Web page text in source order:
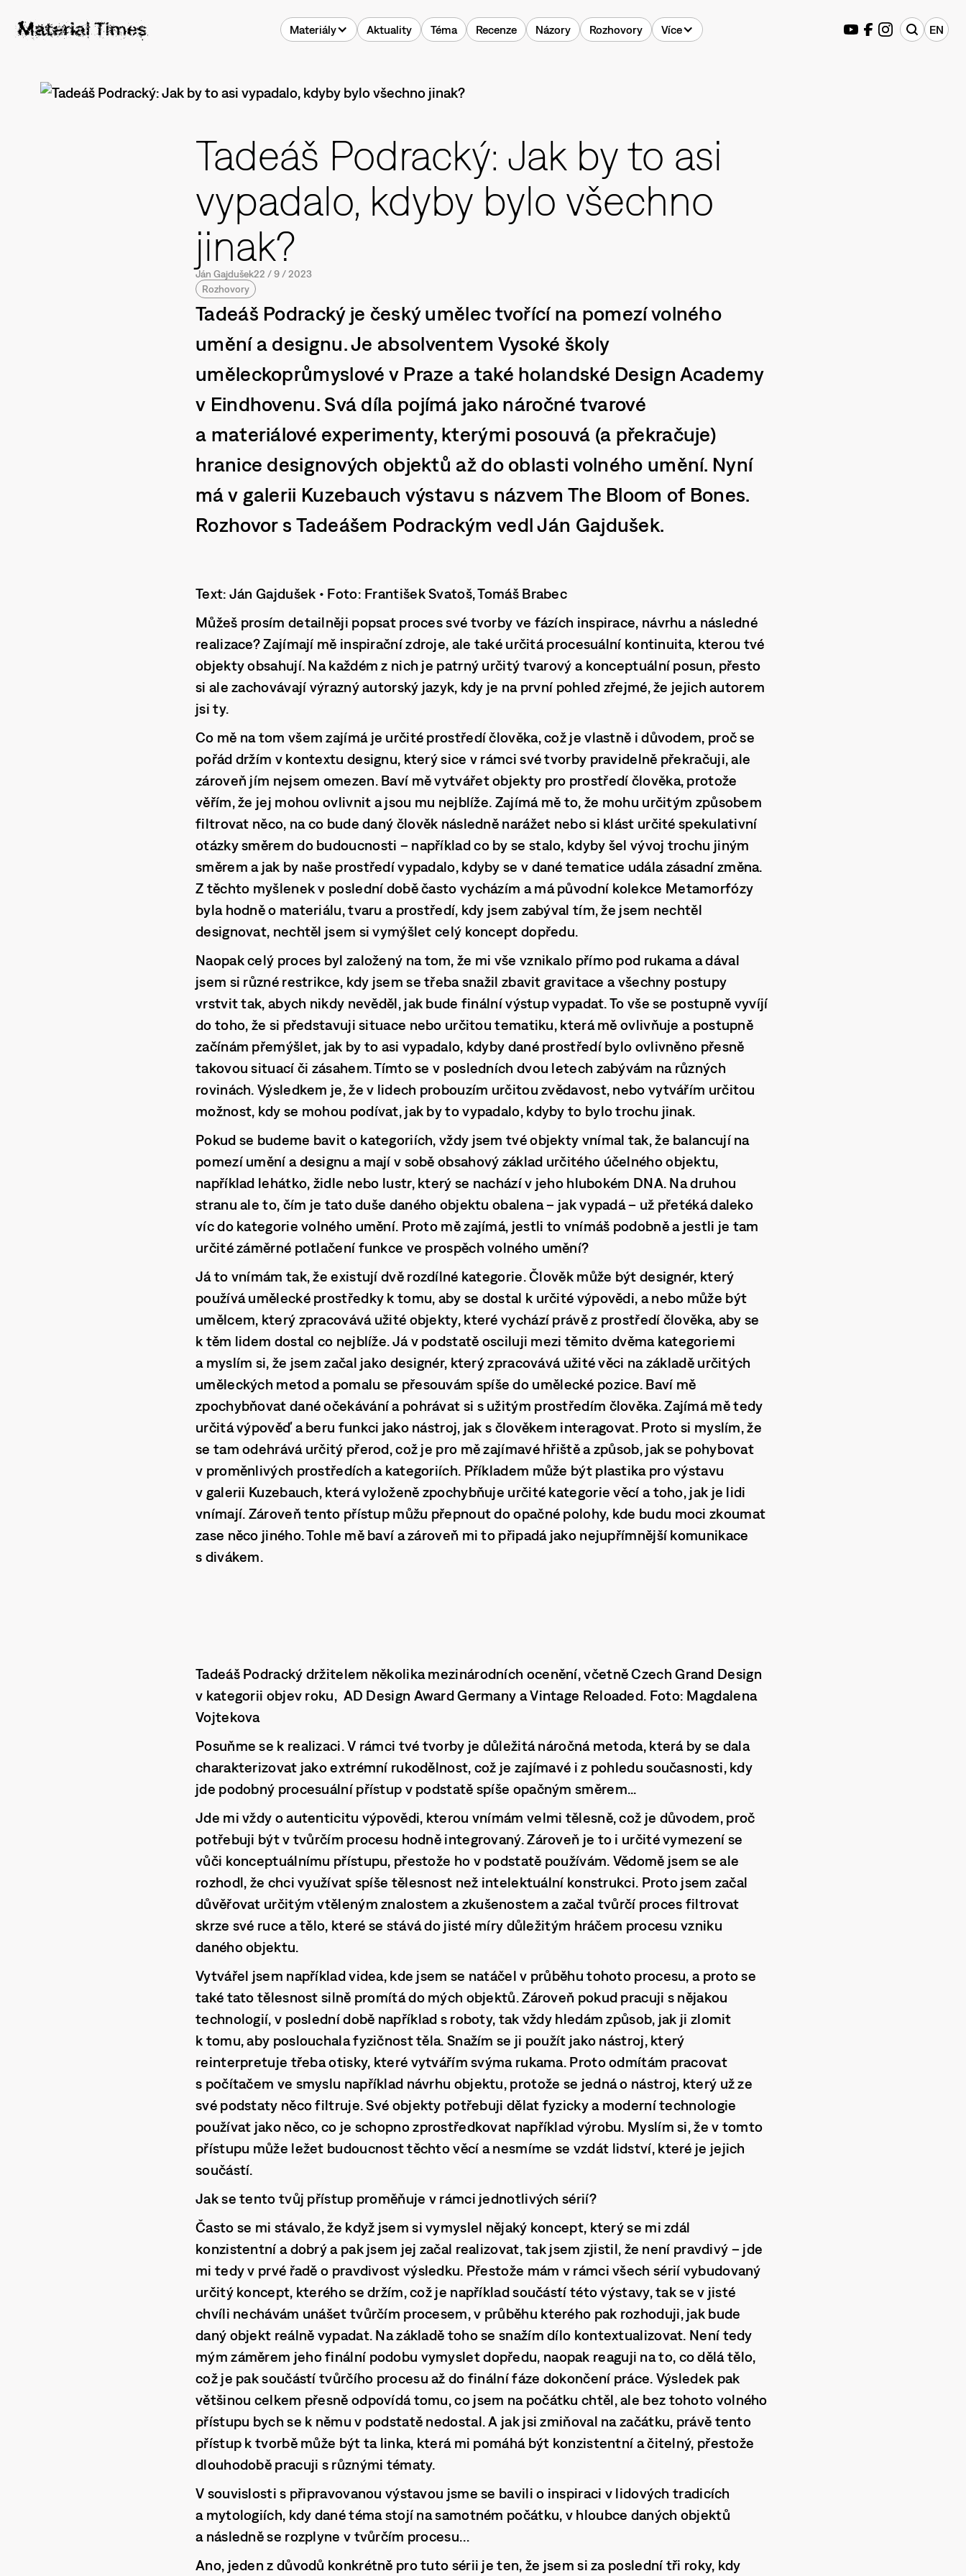
Materiály Aktuality Téma Recenze Názory Rozhovory Více EN
Tadeáš Podracký: Jak by to asi
vypadalo, kdyby bylo všechno
jinak?
Ján Gajdušek22 /9 /2023
Rozhovory
Tadeáš Podracký je český umělec tvořící na pomezí volného
umění a designu. Je absolventem Vysoké školy
uměleckoprůmyslové v Praze a také holandské Design Academy
v Eindhovenu. Svá díla pojímá jako náročné tvarové
a materiálové experimenty, kterými posouvá (a překračuje)
hranice designových objektů až do oblasti volného umění. Nyní
má v galerii Kuzebauch výstavu s názvem The Bloom of Bones.
Rozhovor s Tadeášem Podrackým vedl Ján Gajdušek.
Text: Ján Gajdušek • Foto: František Svatoš, Tomáš Brabec
Můžeš prosím detailněji popsat proces své tvorby ve fázích inspirace, návrhu a následné
realizace? Zajímají mě inspirační zdroje, ale také určitá procesuální kontinuita, kterou tvé
objekty obsahují. Na každém z nich je patrný určitý tvarový a konceptuální posun, přesto
si ale zachovávají výrazný autorský jazyk, kdy je na první pohled zřejmé, že jejich autorem
jsi ty.
Co mě na tom všem zajímá je určité prostředí člověka, což je vlastně i důvodem, proč se
pořád držím v kontextu designu, který sice v rámci své tvorby pravidelně překračuji, ale
zároveň jím nejsem omezen. Baví mě vytvářet objekty pro prostředí člověka, protože
věřím, že jej mohou ovlivnit a jsou mu nejblíže. Zajímá mě to, že mohu určitým způsobem
filtrovat něco, na co bude daný člověk následně narážet nebo si klást určité spekulativní
otázky směrem do budoucnosti – například co by se stalo, kdyby šel vývoj trochu jiným
směrem a jak by naše prostředí vypadalo, kdyby se v dané tematice udála zásadní změna.
Z těchto myšlenek v poslední době často vycházím a má původní kolekce Metamorfózy
byla hodně o materiálu, tvaru a prostředí, kdy jsem zabýval tím, že jsem nechtěl
designovat, nechtěl jsem si vymýšlet celý koncept dopředu.
Naopak celý proces byl založený na tom, že mi vše vznikalo přímo pod rukama a dával
jsem si různé restrikce, kdy jsem se třeba snažil zbavit gravitace a všechny postupy
vrstvit tak, abych nikdy nevěděl, jak bude finální výstup vypadat. To vše se postupně vyvíjí
do toho, že si představuji situace nebo určitou tematiku, která mě ovlivňuje a postupně
začínám přemýšlet, jak by to asi vypadalo, kdyby dané prostředí bylo ovlivněno přesně
takovou situací či zásahem. Tímto se v posledních dvou letech zabývám na různých
rovinách. Výsledkem je, že v lidech probouzím určitou zvědavost, nebo vytvářím určitou
možnost, kdy se mohou podívat, jak by to vypadalo, kdyby to bylo trochu jinak.
Pokud se budeme bavit o kategoriích, vždy jsem tvé objekty vnímal tak, že balancují na
pomezí umění a designu a mají v sobě obsahový základ určitého účelného objektu,
například lehátko, židle nebo lustr, který se nachází v jeho hlubokém DNA. Na druhou
stranu ale to, čím je tato duše daného objektu obalena – jak vypadá – už přetéká daleko
víc do kategorie volného umění. Proto mě zajímá, jestli to vnímáš podobně a jestli je tam
určité záměrné potlačení funkce ve prospěch volného umění?
Já to vnímám tak, že existují dvě rozdílné kategorie. Člověk může být designér, který
používá umělecké prostředky k tomu, aby se dostal k určité výpovědi, a nebo může být
umělcem, který zpracovává užité objekty, které vychází právě z prostředí člověka, aby se
k těm lidem dostal co nejblíže. Já v podstatě osciluji mezi těmito dvěma kategoriemi
a myslím si, že jsem začal jako designér, který zpracovává užité věci na základě určitých
uměleckých metod a pomalu se přesouvám spíše do umělecké pozice. Baví mě
zpochybňovat dané očekávání a pohrávat si s užitým prostředím člověka. Zajímá mě tedy
určitá výpověď a beru funkci jako nástroj, jak s člověkem interagovat. Proto si myslím, že
se tam odehrává určitý přerod, což je pro mě zajímavé hřiště a způsob, jak se pohybovat
v proměnlivých prostředích a kategoriích. Příkladem může být plastika pro výstavu
v galerii Kuzebauch, která vyloženě zpochybňuje určité kategorie věcí a toho, jak je lidi
vnímají. Zároveň tento přístup můžu přepnout do opačné polohy, kde budu moci zkoumat
zase něco jiného. Tohle mě baví a zároveň mi to připadá jako nejupřímnější komunikace
s divákem.
Tadeáš Podracký držitelem několika mezinárodních ocenění, včetně Czech Grand Design
v kategorii objev roku, AD Design Award Germany a Vintage Reloaded. Foto: Magdalena
Vojtekova
Posuňme se k realizaci. V rámci tvé tvorby je důležitá náročná metoda, která by se dala
charakterizovat jako extrémní rukodělnost, což je zajímavé i z pohledu současnosti, kdy
jde podobný procesuální přístup v podstatě spíše opačným směrem...
Jde mi vždy o autenticitu výpovědi, kterou vnímám velmi tělesně, což je důvodem, proč
potřebuji být v tvůrčím procesu hodně integrovaný. Zároveň je to i určité vymezení se
vůči konceptuálnímu přístupu, přestože ho v podstatě používám. Vědomě jsem se ale
rozhodl, že chci využívat spíše tělesnost než intelektuální konstrukci. Proto jsem začal
důvěřovat určitým vtěleným znalostem a zkušenostem a začal tvůrčí proces filtrovat
skrze své ruce a tělo, které se stává do jisté míry důležitým hráčem procesu vzniku
daného objektu.
Vytvářel jsem například videa, kde jsem se natáčel v průběhu tohoto procesu, a proto se
také tato tělesnost silně promítá do mých objektů. Zároveň pokud pracuji s nějakou
technologií, v poslední době například s roboty, tak vždy hledám způsob, jak ji zlomit
k tomu, aby poslouchala fyzičnost těla. Snažím se ji použít jako nástroj, který
reinterpretuje třeba otisky, které vytvářím svýma rukama. Proto odmítám pracovat
s počítačem ve smyslu například návrhu objektu, protože se jedná o nástroj, který už ze
své podstaty něco filtruje. Své objekty potřebuji dělat fyzicky a moderní technologie
používat jako něco, co je schopno zprostředkovat například výrobu. Myslím si, že v tomto
přístupu může ležet budoucnost těchto věcí a nesmíme se vzdát lidství, které je jejich
součástí.
Jak se tento tvůj přístup proměňuje v rámci jednotlivých sérií?
Často se mi stávalo, že když jsem si vymyslel nějaký koncept, který se mi zdál
konzistentní a dobrý a pak jsem jej začal realizovat, tak jsem zjistil, že není pravdivý – jde
mi tedy v prvé řadě o pravdivost výsledku. Přestože mám v rámci všech sérií vybudovaný
určitý koncept, kterého se držím, což je například součástí této výstavy, tak se v jisté
chvíli nechávám unášet tvůrčím procesem, v průběhu kterého pak rozhoduji, jak bude
daný objekt reálně vypadat. Na základě toho se snažím dílo kontextualizovat. Není tedy
mým záměrem jeho finální podobu vymyslet dopředu, naopak reaguji na to, co dělá tělo,
což je pak součástí tvůrčího procesu až do finální fáze dokončení práce. Výsledek pak
většinou celkem přesně odpovídá tomu, co jsem na počátku chtěl, ale bez tohoto volného
přístupu bych se k němu v podstatě nedostal. A jak jsi zmiňoval na začátku, právě tento
přístup k tvorbě může být ta linka, která mi pomáhá být konzistentní a čitelný, přestože
dlouhodobě pracuji s různými tématy.
V souvislosti s připravovanou výstavou jsme se bavili o inspiraci v lidových tradicích
a mytologiích, kdy dané téma stojí na samotném počátku, v hloubce daných objektů
a následně se rozplyne v tvůrčím procesu…
Ano, jeden z důvodů konkrétně pro tuto sérii je ten, že jsem si za poslední tři roky, kdy